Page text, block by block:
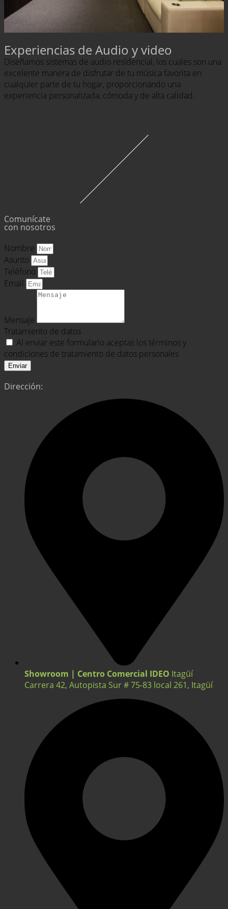
Experiencias de Audio y video
Diseñamos sistemas de audio residencial, los cuales son una
excelente manera de disfrutar de tu música favorita en
cualquier parte de tu hogar, proporcionando una
experiencia personalizada, cómoda y de alta calidad.
Comunícate
con nosotros
Nombre
Asunto
Teléfono
Email
Mensaje
Tratamiento de datos
Al enviar este formulario aceptas los términos y
condiciones de tratamiento de datos personales
Enviar
Dirección:
Showroom | Centro Comercial IDEO Itagüí
Carrera 42, Autopista Sur # 75-83 local 261, Itagüí